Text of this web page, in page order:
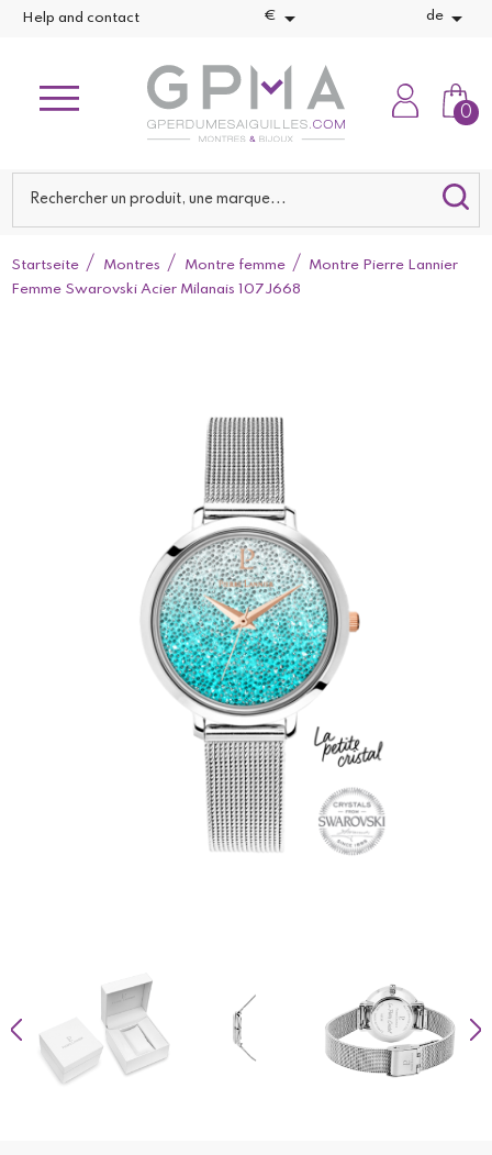
Help and contact €  de 
0
Startseite Montres Montre femme
Montre Pierre Lannier
Femme Swarovski Acier Milanais 107J668